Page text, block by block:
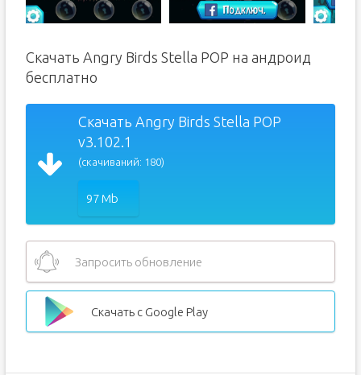
Скачать Angry Birds Stella POP на андроид
бесплатно
Скачать Angry Birds Stella POP
v3.102.1
(скачиваний: 180)
97 Mb
Запросить обновление
Скачать с Google Play